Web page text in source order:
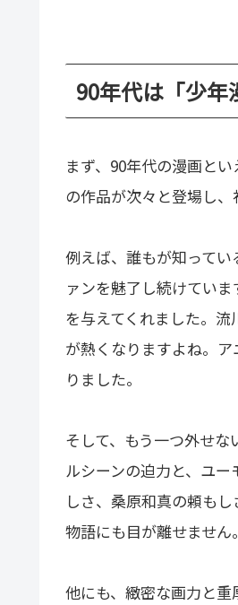
90年代は「少年
まず、90年代の漫画と
の作品が次々と登場し、
例えば、誰もが知って
ァンを魅了し続けてい
を与えてくれました。
が熱くなりますよね。
りました。
そして、もう一つ外せ
ルシーンの迫力と、ユ
しさ、桑原和真の頼も
物語にも目が離せません
他にも、緻密な画力と